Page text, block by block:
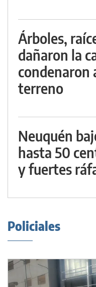
Árboles,
dañaron la
condenaron
terreno
Neuquén
hasta 50
y fuertes
Policiales